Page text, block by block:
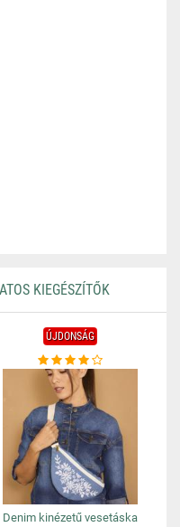
KIEGÉSZÍTŐK
ÚJDONSÁG
Denim kinézetű vesetáska